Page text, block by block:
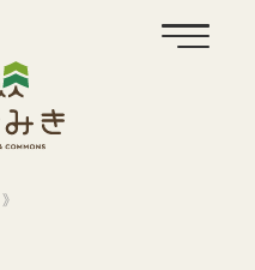
》